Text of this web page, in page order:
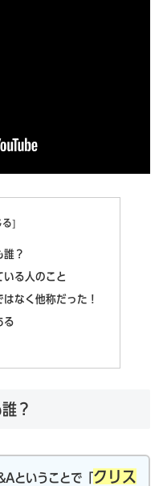
？
いる人のこと
なく他称だった！
る
？
ということで「 クリス